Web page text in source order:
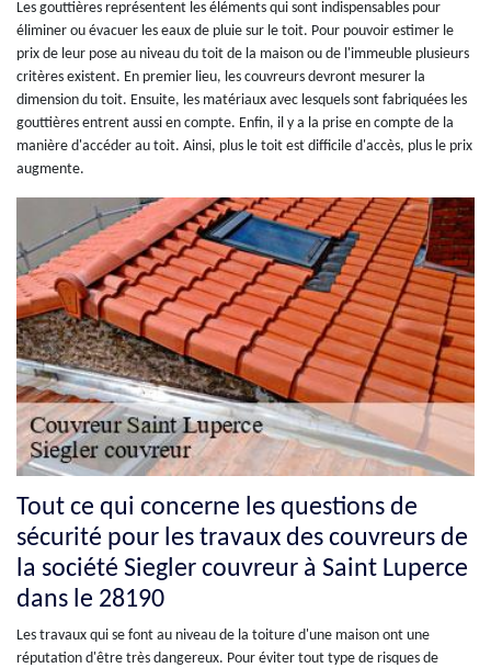
Les gouttières représentent les éléments qui sont indispensables pour
éliminer ou évacuer les eaux de pluie sur le toit. Pour pouvoir estimer le
prix de leur pose au niveau du toit de la maison ou de l'immeuble plusieurs
critères existent. En premier lieu, les couvreurs devront mesurer la
dimension du toit. Ensuite, les matériaux avec lesquels sont fabriquées les
gouttières entrent aussi en compte. Enfin, il y a la prise en compte de la
manière d'accéder au toit. Ainsi, plus le toit est difficile d'accès, plus le prix
augmente.
Tout ce qui concerne les questions de
sécurité pour les travaux des couvreurs de
la société Siegler couvreur à Saint Luperce
dans le 28190
Les travaux qui se font au niveau de la toiture d'une maison ont une
réputation d'être très dangereux. Pour éviter tout type de risques de